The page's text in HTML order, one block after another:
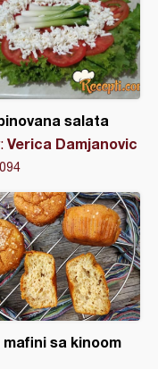
salata
Verica Damjanovic
mafini sa kinoom